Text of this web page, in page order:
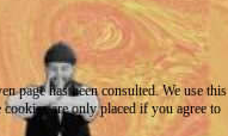
page has been consulted. We use this
are only placed if you agree to